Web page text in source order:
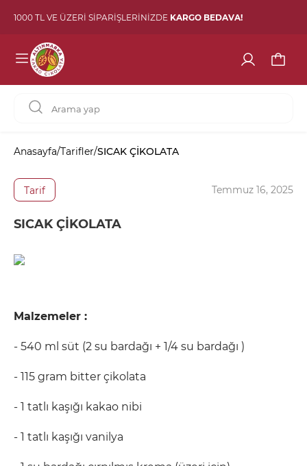
1000 TL VE ÜZERİ SİPARİŞLERİNİZDE KARGO BEDAVA!
Anasayfa/Tarifler/SICAK ÇİKOLATA
Tarif Temmuz 16, 2025
SICAK ÇİKOLATA
Malzemeler :
- 540 ml süt (2 su bardağı + 1/4 su bardağı )
- 115 gram bitter çikolata
- 1 tatlı kaşığı kakao nibi
- 1 tatlı kaşığı vanilya